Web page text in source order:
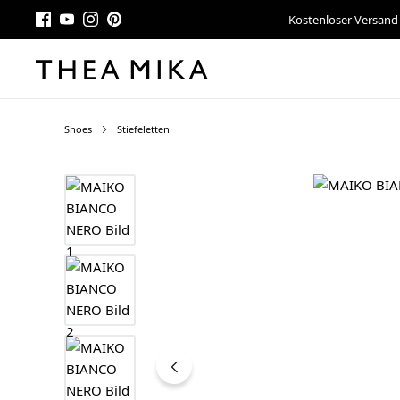
Kostenloser Versand
Shoes Stiefeletten
Bildergalerie überspringen